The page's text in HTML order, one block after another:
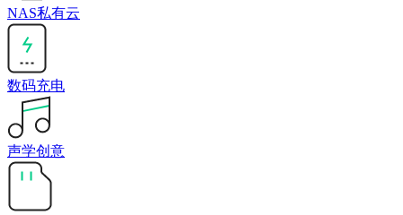
NAS私有云
数码充电
声学创意